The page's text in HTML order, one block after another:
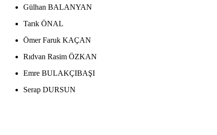
Gülhan BALANYAN
Tarık ÖNAL
Ömer Faruk KAÇAN
Rıdvan Rasim ÖZKAN
Emre BULAKÇIBAŞI
Serap DURSUN